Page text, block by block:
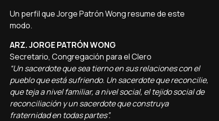
Un perfil que Jorge Patrón Wong resume de este
modo.
ARZ. JORGE PATRÓN WONG
Secretario, Congregación para el Clero
“Un sacerdote que sea tierno en sus relaciones con el
pueblo que está sufriendo. Un sacerdote que reconcilie,
que teja a nivel familiar, a nivel social, el tejido social de
reconciliación y un sacerdote que construya
fraternidad en todas partes”.